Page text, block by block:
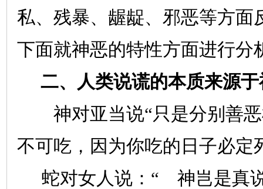
私、残暴、龌龊、邪恶等方面
下面就神恶的特性方面进行分
二、人类说谎的本质来源于
神对亚当说“只是分别善恶
不可吃，因为你吃的日子必定
蛇对女人说：“ 神岂是真